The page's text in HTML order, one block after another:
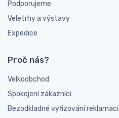
Podporujeme
Veletrhy a výstavy
Expedice
Proč nás?
Velkoobchod
Spokojení zákazníci
Bezodkladné vyřizování reklamací